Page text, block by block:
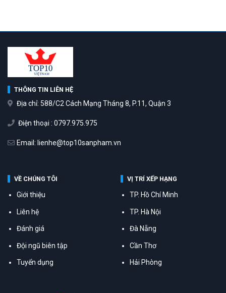
THÔNG TIN LIÊN HỆ
Địa chỉ: 588/C2 Cách Mạng Tháng 8, P.11, Quận 3
Điện thoại : 0797.975.975
Email: lienhe@top10sanpham.vn
VỀ CHÚNG TÔI
Giới thiệu
Liên hệ
Đánh giá
Đội ngũ biên tập
Tuyển dụng
VỊ TRÍ XẾP HẠNG
TP. Hồ Chí Minh
TP. Hà Nội
Đà Nẵng
Cần Thơ
Hải Phòng